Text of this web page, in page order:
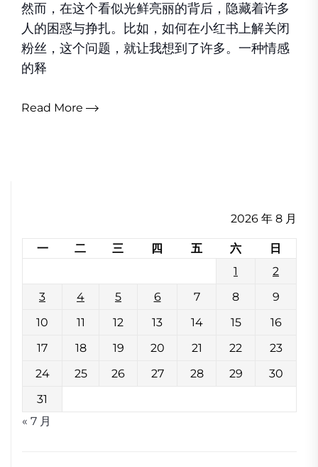
然而，在这个看似光鲜亮丽的背后，隐藏着许多
人的困惑与挣扎。比如，如何在小红书上解关闭
粉丝，这个问题，就让我想到了许多。一种情感
的释
Read More
2026 年 8 月
一 二 三 四 五 六
日
1
2
3
4 5 6 7 8
9
10
11 12 13 14 15
16
17
18 19 20 21 22
23
24
25 26 27 28 29
30
31
« 7 月